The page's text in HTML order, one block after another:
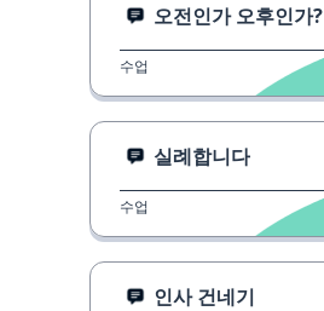
오전인가 오후인가?
수업
실례합니다
수업
인사 건네기